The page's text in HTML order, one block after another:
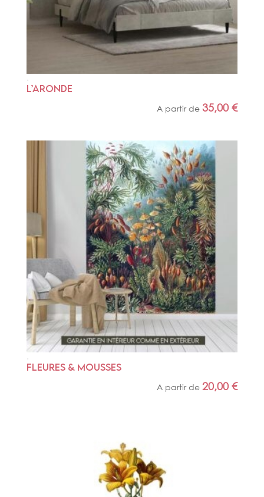
L’ARONDE
A partir de35,00€
FLEURES & MOUSSES
A partir de 20,00€